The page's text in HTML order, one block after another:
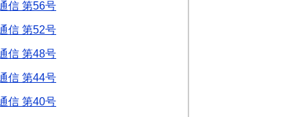
信 第56号
信 第52号
信 第48号
信 第44号
信 第40号